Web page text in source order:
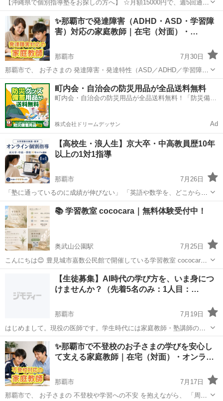
【沖縄県で個別指導塾をお探しの方へ】 ☆月額15000円で、週5回通塾
できます！他では得られないお得なプランです。 ★毎日の勉強を継続
するための特別な手法がありますので、ぜひお試しください。 ...
沖縄 那覇市 塾 オンライン
✨那覇市で発達障害（ADHD・ASD・学習障
害）対応の家庭教師｜在宅（対面）・…
那覇市
7月30日
那覇市で、 お子さまの 発達障害・発達特性（ASD／ADHD／学習障害
など） に向き合いながら、 「授業のスピードについていけず、理解が
浅いまま進んでしまう」 「本人なりに頑張っているのに、勉強がうま
く噛み合わない...
沖縄 那覇市 家庭教師 発達障害
町内会・自治会の防災用品が全品送料無料
町内会・自治会の防災用品が全品送料無料！「防災備蓄
株式会社ドリームデッサン Ad
【高校生・浪人生】京大卒・中高教員歴10年
以上の1対1指導
那覇市
7月26日
「塾に通っているのに成績が伸びない」 「英語や数学を、どこからや
り直せばよいか分からない」 「受験に向けて、何をすればよいのか不
安」 そのような高校生・浪人生を、完全1対1でサポートしています。
担当...
沖縄 那覇市 家庭教師
📚 学習教室 cococara｜無料体験受付中！
奥武山公園駅
7月25日
こんにちは😊 豊見城市嘉数公民館で開催している学習教室 cococara
です。 少人数制で、一人ひとりのペースに合わせながら、「わかっ
た！」「できた！」を増やしていける教室を目指しています🌱 「勉強
が苦手…」 「学校の授...
奥武山公園駅 塾 公民館
【生徒募集】AI時代の学び方を、いま身につ
けませんか？（先着5名のみ：1人目：…
那覇市
7月19日
はじめまして。現役の医師です。学生時代には家庭教師・塾講師の経
験があります。 生成AIが当たり前になった今、これを使わずに学習す
るのは本当にもったいない——そう感じたことが、今回の募集のきっ
かけです。かつてプログラミン...
沖縄 那覇市 家庭教師 オンライン
✨那覇市で不登校のお子さまの学びを安心し
て支える家庭教師｜在宅（対面）・オンラ…
那覇市
7月17日
那覇市で、 お子さまの 不登校や学習への不安 を抱えながら、 「周り